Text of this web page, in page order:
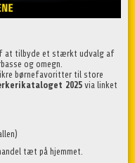
at tilbyde et stærkt udvalg af
og omegn.
børnefavoritter til store
2025via linket
tæt på hjemmet.